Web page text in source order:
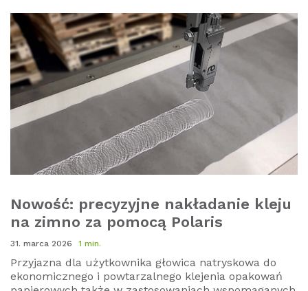
Nowość: precyzyjne nakładanie kleju
na zimno za pomocą Polaris
31. marca 2026 1 min.
Przyjazna dla użytkownika głowica natryskowa do
ekonomicznego i powtarzalnego klejenia opakowań